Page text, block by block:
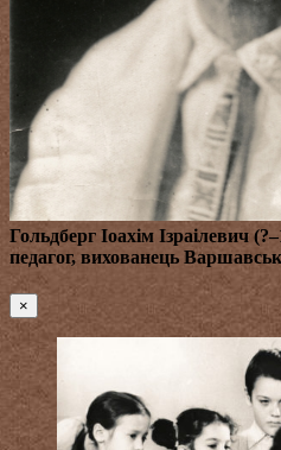
Гольдберг Іоахім Ізраілевич
педагог, вихованець
×